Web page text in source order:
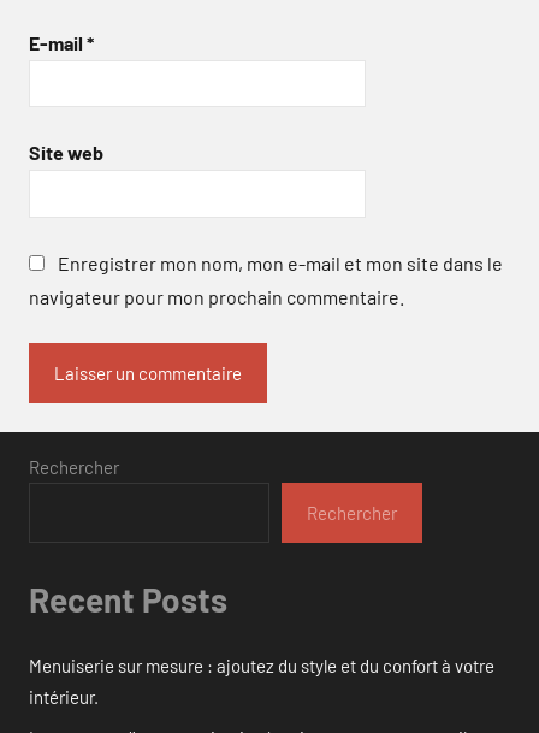
E-mail *
Site web
Enregistrer mon nom, mon e-mail et mon site dans le
navigateur pour mon prochain commentaire.
Rechercher
Rechercher
Recent Posts
Menuiserie sur mesure : ajoutez du style et du confort à votre
intérieur.